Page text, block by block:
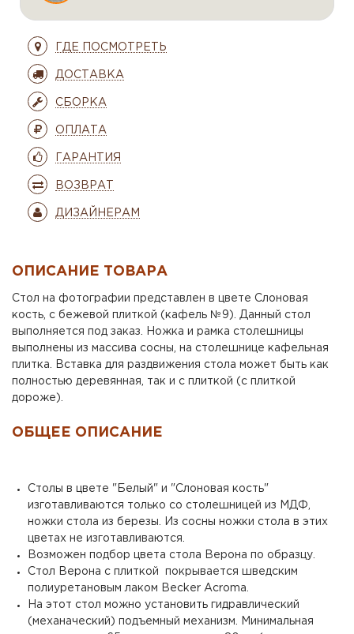
ГДЕ ПОСМОТРЕТЬ
ДОСТАВКА
СБОРКА
ОПЛАТА
ГАРАНТИЯ
ВОЗВРАТ
ДИЗАЙНЕРАМ
ОПИСАНИЕ ТОВАРА
Стол на фотографии представлен в цвете Слоновая
кость, с бежевой плиткой (кафель №9). Данный стол
выполняется под заказ. Ножка и рамка столешницы
выполнены из массива сосны, на столешнице кафельная
плитка. Вставка для раздвижения стола может быть как
полностью деревянная, так и с плиткой (с плиткой
дороже).
ОБЩЕЕ ОПИСАНИЕ
Столы в цвете "Белый" и "Слоновая кость"
изготавливаются только со столешницей из МДФ,
ножки стола из березы. Из сосны ножки стола в этих
цветах не изготавливаются.
Возможен подбор цвета стола Верона по образцу.
Стол Верона с плиткой покрывается шведским
полиуретановым лаком Becker Acroma.
На этот стол можно установить гидравлический
(механаческий) подъемный механизм. Минимальная